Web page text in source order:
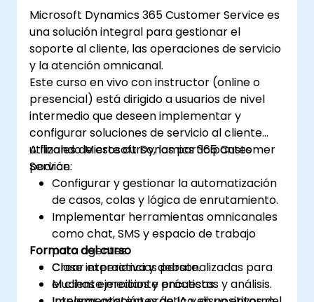
Microsoft Dynamics 365 Customer Service es
una solución integral para gestionar el
soporte al cliente, las operaciones de servicio
y la atención omnicanal.
Este curso en vivo con instructor (online o
presencial) está dirigido a usuarios de nivel
intermedio que deseen implementar y
configurar soluciones de servicio al cliente
utilizando Microsoft Dynamics 365 Customer
Service.
A finales de este curso, los participantes
podrán:
Configurar y gestionar la automatización
de casos, colas y lógica de enrutamiento.
Implementar herramientas omnicanales
como chat, SMS y espacio de trabajo
para agentes.
Crear experiencias personalizadas para
el cliente mediante encuestas y análisis.
Formato del curso
Clase interactiva y debate.
Muchas ejercicios y prácticas.